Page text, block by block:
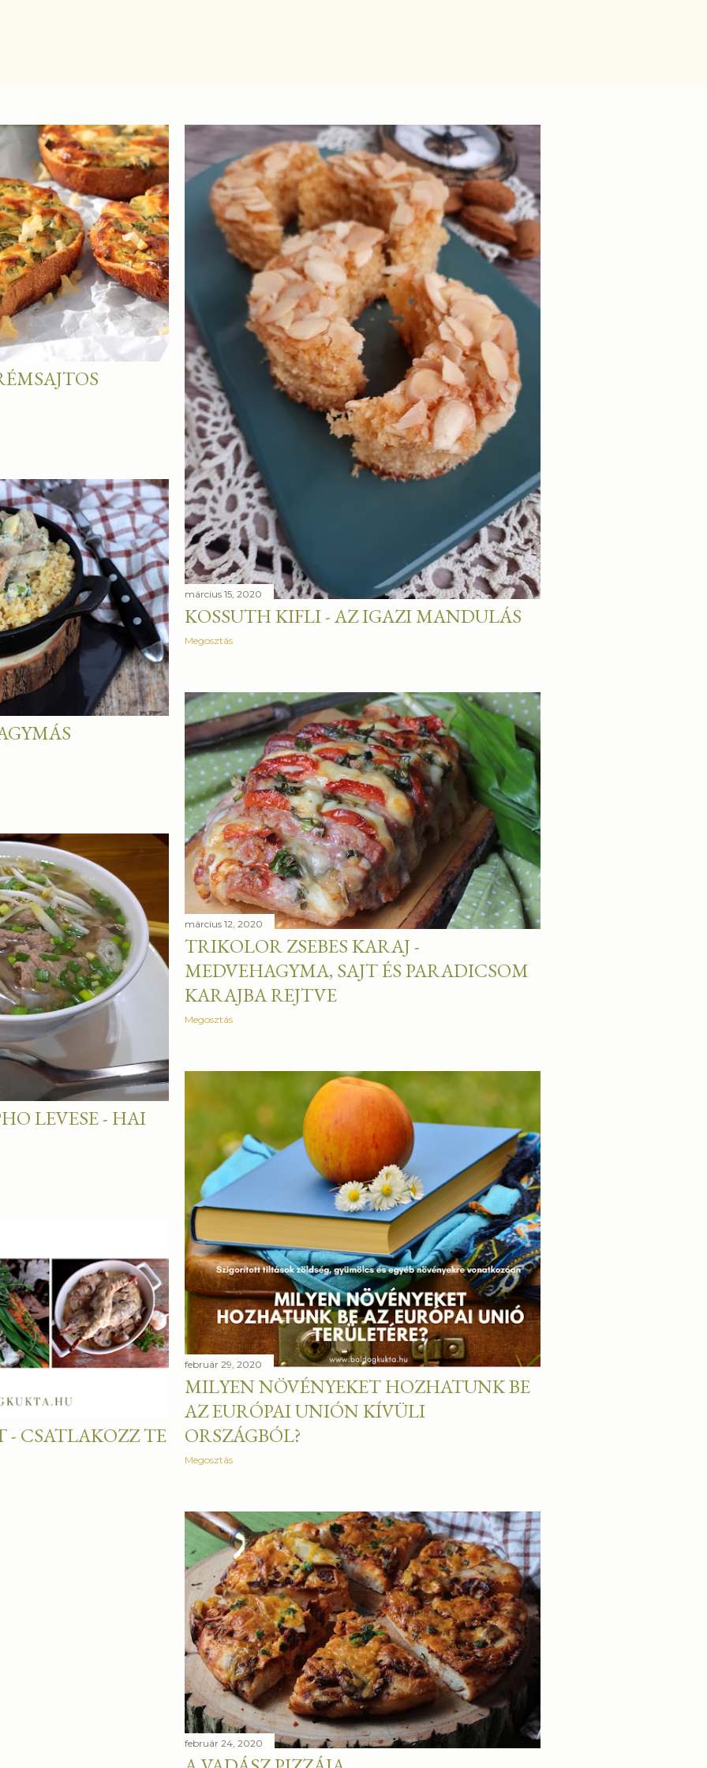
március 15, 2020
KOSSUTH KIFLI - AZ IGAZI MANDULÁS
Megosztás
március 12, 2020
TRIKOLOR ZSEBES KARAJ -
MEDVEHAGYMA, SAJT ÉS PARADICSOM
KARAJBA REJTVE
Megosztás
LEVESE - HAI
február 29, 2020
MILYEN NÖVÉNYEKET HOZHATUNK BE
AZ EURÓPAI UNIÓN KÍVÜLI
ORSZÁGBÓL?
Megosztás
- CSATLAKOZZ TE
február 24, 2020